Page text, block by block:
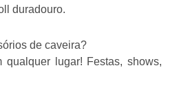
duradouro.
de caveira?
qualquer lugar! Festas, shows,